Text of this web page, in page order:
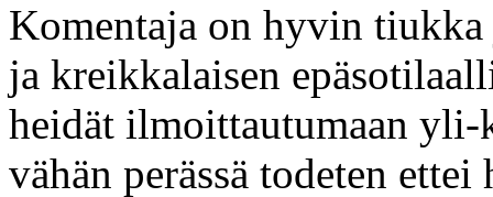
Komentaja on hyvin
ja kreikkalaisen
heidät ilmoittautumaan
vähän perässä todeten